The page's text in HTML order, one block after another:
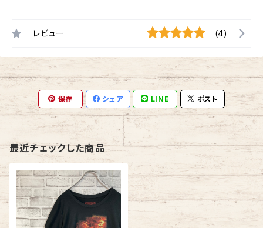
レビュー (4)
保存 シェア LINE ポスト
最近チェックした商品